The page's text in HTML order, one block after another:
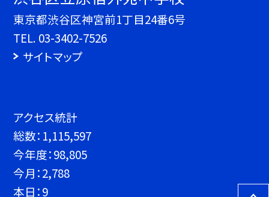
東京都渋谷区神宮前1丁目24番6号
TEL. 03-3402-7526
サイトマップ
アクセス統計
総数： 1,115,597
今年度：98,805
今月：2,788
本日：9